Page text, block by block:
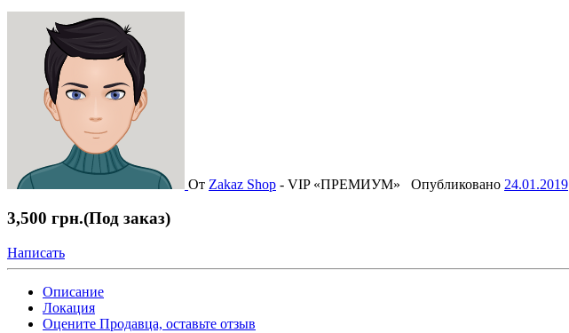
От Zakaz Shop - VIP «ПРЕМИУМ» Опубликовано 24.01.2019
3,500 грн.(Под заказ)
Написать
Описание
Локация
Оцените Продавца, оставьте отзыв